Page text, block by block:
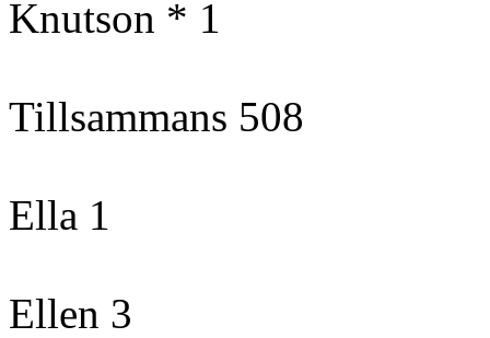
Knutson * 1
Tillsammans 508
Ella 1
Ellen 3